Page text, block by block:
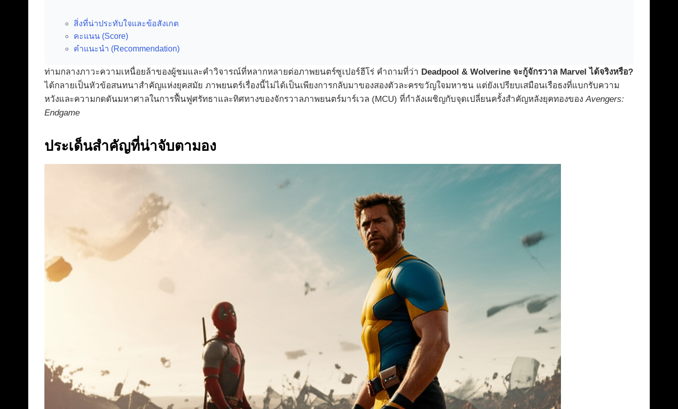
สิ่งที่น่าประทับใจและข้อสังเกต
คะแนน (Score)
คำแนะนำ (Recommendation)
ท่ามกลางภาวะความเหนื่อยล้าของผู้ชมและคำวิจารณ์ที่หลากหลายต่อภาพยนตร์ซูเปอร์ฮีโร่ คำถามที่ว่า Deadpool & Wolverine จะกู้จักรวาล Marvel ได้จริงหรือ?
ได้กลายเป็นหัวข้อสนทนาสำคัญแห่งยุคสมัย ภาพยนตร์เรื่องนี้ไม่ได้เป็นเพียงการกลับมาของสองตัวละครขวัญใจมหาชน แต่ยังเปรียบเสมือนเรือธงที่แบกรับความ
หวังและความกดดันมหาศาลในการฟื้นฟูศรัทธาและทิศทางของจักรวาลภาพยนตร์มาร์เวล (MCU) ที่กำลังเผชิญกับจุดเปลี่ยนครั้งสำคัญหลังยุคทองของAvengers:
Endgame
ประเด็นสำคัญที่น่าจับตามอง